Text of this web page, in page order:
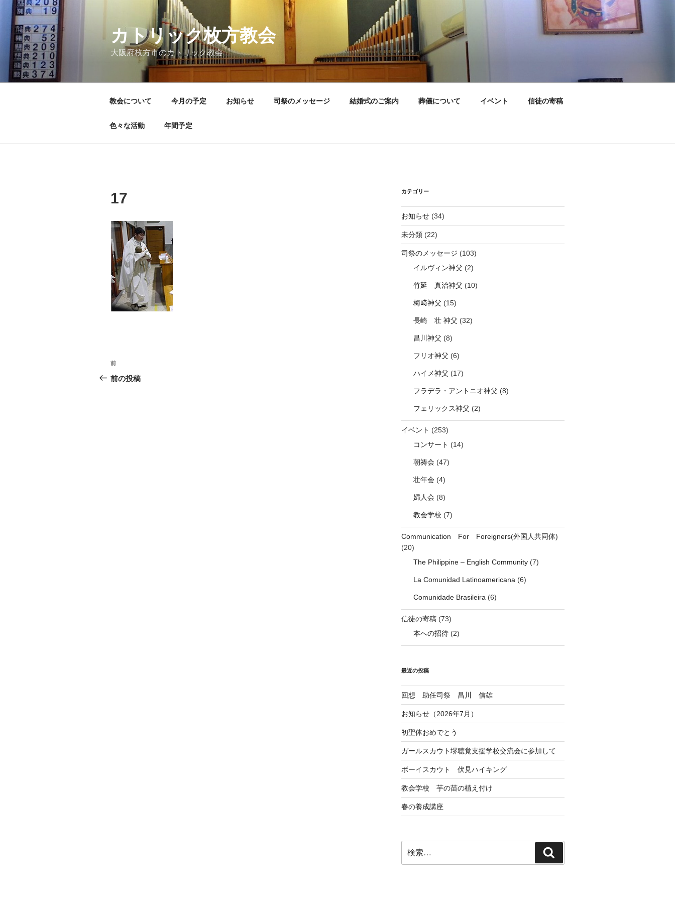
カトリック枚方教会
大阪府枚方市のカトリック教会
教会について 今月の予定 お知らせ 司祭のメッセージ 結婚式のご案内 葬儀について イベント 信徒の寄稿
色々な活動 年間予定
17
投
稿
前
の
前
前の投稿
カテゴリー
お知らせ(34)
未分類(22)
司祭のメッセージ (103)
イルヴィン神父 (2)
竹延 真治神父 (10)
梅﨑神父 (15)
長崎 壮 神父 (32)
昌川神父 (8)
フリオ神父 (6)
ハイメ神父 (17)
フラデラ・アントニオ神父 (8)
フェリックス神父 (2)
イベント (253)
コンサート (14)
朝祷会(47)
壮年会(4)
婦人会(8)
教会学校 (7)
Communication For Foreigners(外国人共同体)
(20)
The Philippine – English Community(7)
La Comunidad Latinoamericana (6)
Comunidade Brasileira (6)
信徒の寄稿(73)
本への招待(2)
最近の投稿
回想 助任司祭 昌川 信雄
お知らせ（2026年7月）
初聖体おめでとう
ガールスカウト堺聴覚支援学校交流会に参加して
ボーイスカウト 伏見ハイキング
教会学校 芋の苗の植え付け
春の養成講座
索:
索